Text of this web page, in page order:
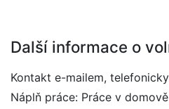
Další informace o
Kontakt e-mailem,
Náplň práce: Práce v